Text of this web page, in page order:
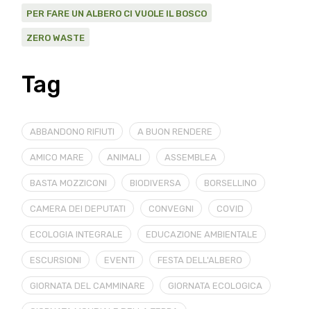
PER FARE UN ALBERO CI VUOLE IL BOSCO
ZERO WASTE
Tag
ABBANDONO RIFIUTI A BUON RENDERE
AMICO MARE ANIMALI ASSEMBLEA
BASTA MOZZICONI BIODIVERSA BORSELLINO
CAMERA DEI DEPUTATI CONVEGNI COVID
ECOLOGIA INTEGRALE EDUCAZIONE AMBIENTALE
ESCURSIONI EVENTI FESTA DELL'ALBERO
GIORNATA DEL CAMMINARE GIORNATA ECOLOGICA